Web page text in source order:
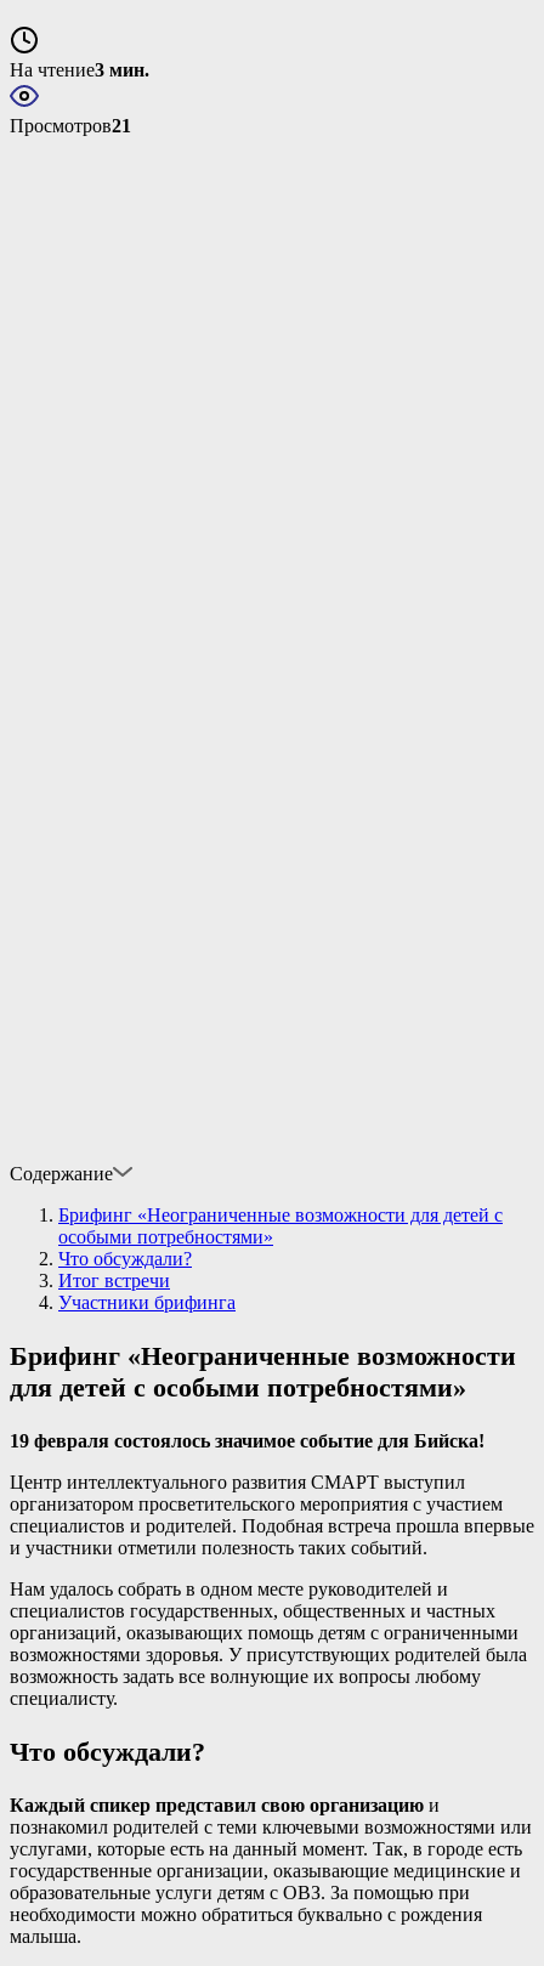
На чтение3 мин.
Просмотров21
Содержание
Брифинг «Неограниченные возможности для детей с
особыми потребностями»
Что обсуждали?
Итог встречи
Участники брифинга
Брифинг «Неограниченные возможности
для детей с особыми потребностями»
19 февраля состоялось значимое событие для Бийска!
Центр интеллектуального развития СМАРТ выступил
организатором просветительского мероприятия с участием
специалистов и родителей. Подобная встреча прошла впервые
и участники отметили полезность таких событий.
Нам удалось собрать в одном месте руководителей и
специалистов государственных, общественных и частных
организаций, оказывающих помощь детям с ограниченными
возможностями здоровья. У присутствующих родителей была
возможность задать все волнующие их вопросы любому
специалисту.
Что обсуждали?
Каждый спикер представил свою организацию и
познакомил родителей с теми ключевыми возможностями или
услугами, которые есть на данный момент. Так, в городе есть
государственные организации, оказывающие медицинские и
образовательные услуги детям с ОВЗ. За помощью при
необходимости можно обратиться буквально с рождения
малыша.